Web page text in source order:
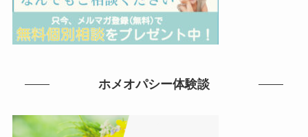
ホメオパシー体験談